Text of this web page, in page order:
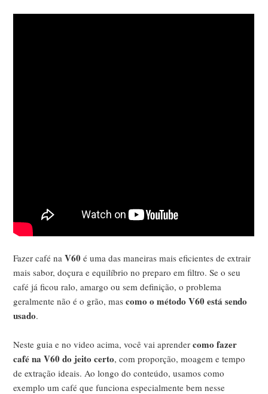
Fazer café naV60 é uma das maneiras mais eficientes de extrair
mais sabor, doçura e equilíbrio no preparo em filtro. Se o seu
café já ficou ralo, amargo ou sem definição, o problema
geralmente não é o grão, mascomo o método V60 está sendo
usado.
Neste guia e no video acima, você vai aprendercomo fazer
café na V60 do jeito certo, com proporção, moagem e tempo
de extração ideais. Ao longo do conteúdo, usamos como
exemplo um café que funciona especialmente bem nesse